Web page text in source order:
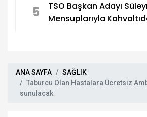
5
TSO Başkan Adayı
Mensuplarıyla
ANA SAYFA
SAĞLIK
Taburcu Olan Hastalara Ücretsiz
sunulacak